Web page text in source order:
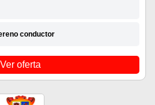
conductor
Ver oferta